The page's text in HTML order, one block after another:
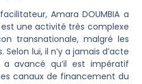
Amara DOUMBIA a
une activité très complexe
transnationale, malgré les
lui, il n’y a jamais d’acte
avancé qu’il est impératif
canaux de financement du